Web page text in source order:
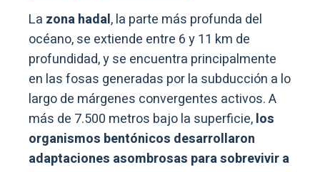
La zona hadal, la parte más profunda del
océano, se extiende entre 6 y 11 km de
profundidad, y se encuentra principalmente
en las fosas generadas por la subducción a lo
largo de márgenes convergentes activos. A
más de 7.500 metros bajo la superficie,los
organismos bentónicos desarrollaron
adaptaciones asombrosas para sobrevivir a